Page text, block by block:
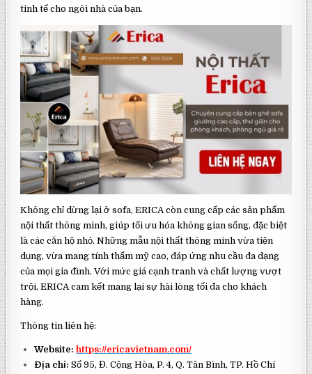
tinh tế cho ngôi nhà của bạn.
Không chỉ dừng lại ở sofa, ERICA còn cung cấp các sản phẩm
nội thất thông minh, giúp tối ưu hóa không gian sống, đặc biệt
là các căn hộ nhỏ. Những mẫu nội thất thông minh vừa tiện
dụng, vừa mang tính thẩm mỹ cao, đáp ứng nhu cầu đa dạng
của mọi gia đình. Với mức giá cạnh tranh và chất lượng vượt
trội, ERICA cam kết mang lại sự hài lòng tối đa cho khách
hàng.
Thông tin liên hệ:
Website: https://ericavietnam.com/
Địa chỉ: Số 95, Đ. Cộng Hòa, P. 4, Q. Tân Bình, TP. Hồ Chí